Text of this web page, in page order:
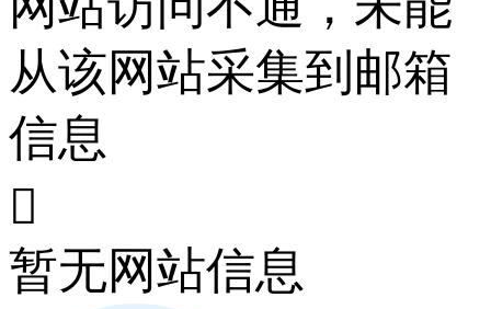
从该网站采集到邮箱
信息

暂无网站信息